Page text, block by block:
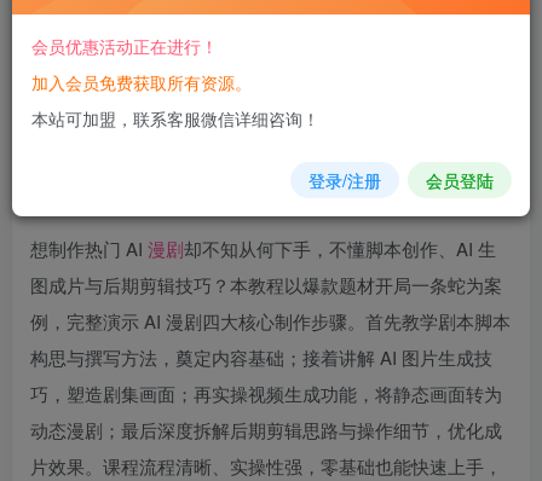
您当前未登录！建议登陆后购买，可保存购买订单
想制作热门 AI 漫剧却不知从何下手，不懂脚本创作、AI 生
图成片与后期剪辑技巧？本教程以爆款题材开局一条蛇为案
例，完整演示 AI 漫剧四大核心制作步骤。首先教学剧本脚本
构思与撰写方法，奠定内容基础；接着讲解 AI 图片生成技
巧，塑造剧集画面；再实操视频生成功能，将静态画面转为
动态漫剧；最后深度拆解后期剪辑思路与操作细节，优化成
片效果。课程流程清晰、实操性强，零基础也能快速上手，
会员优惠活动正在进行！
加入会员免费获取所有资源。
本站可加盟，联系客服微信详细咨询！
登录/注册 会员登陆